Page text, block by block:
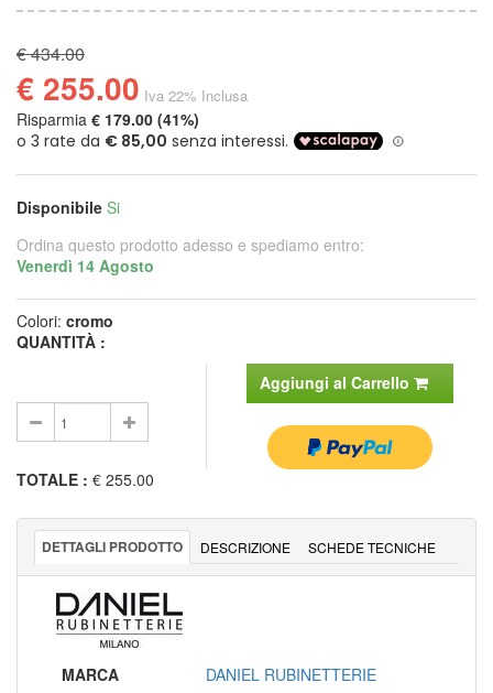
€ 434.00
€ 255.00 Iva 22% Inclusa
Risparmia € 179.00 (41%)
Disponibile Si
Ordina questo prodotto adesso e spediamo entro:
Venerdì 14 Agosto
Colori: cromo
QUANTITÀ :
Aggiungi al Carrello
TOTALE : € 255.00
DETTAGLI PRODOTTO DESCRIZIONE SCHEDE TECNICHE
MARCA
DANIEL RUBINETTERIE